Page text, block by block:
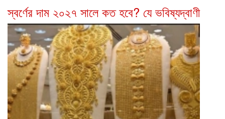
স্বর্ণের দাম ২০২৭ সালে কত হবে? যে ভবিষ্যদ্বাণী